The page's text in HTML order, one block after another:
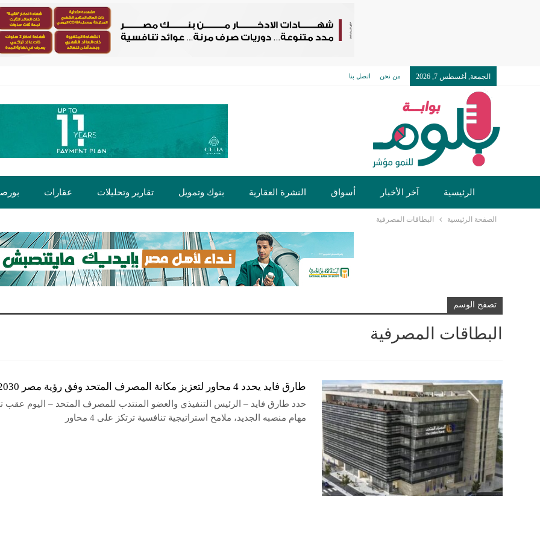
الجمعة, أغسطس 7, 2026 من نحن اتصل بنا
الرئيسية آخر الأخبار أسواق النشرة العقارية بنوك وتمويل تقارير وتحليلات عقارات
الصفحة الرئيسية البطاقات المصرفية
تصفح الوسم
البطاقات المصرفية
طارق فايد يحدد 4 محاور لتعزيز مكانة المصرف المتحد وفق رؤية مصر 2030
حدد طارق فايد – الرئيس التنفيذي والعضو المنتدب للمصرف المتحد – اليوم عقب
مهام منصبه الجديد، ملامح استراتيجية تنافسية ترتكز على 4 محاور